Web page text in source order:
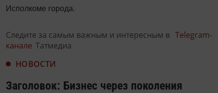
Исполкоме города.
Следите за самым важным и интересным в Telegram-
канале Татмедиа
НОВОСТИ
Заголовок: Бизнес через поколения